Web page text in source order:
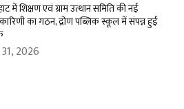
में शिक्षण एवं ग्राम उत्थान समिति की नई
का गठन, द्रोण पब्लिक स्कूल में संपन्न हुई
2026